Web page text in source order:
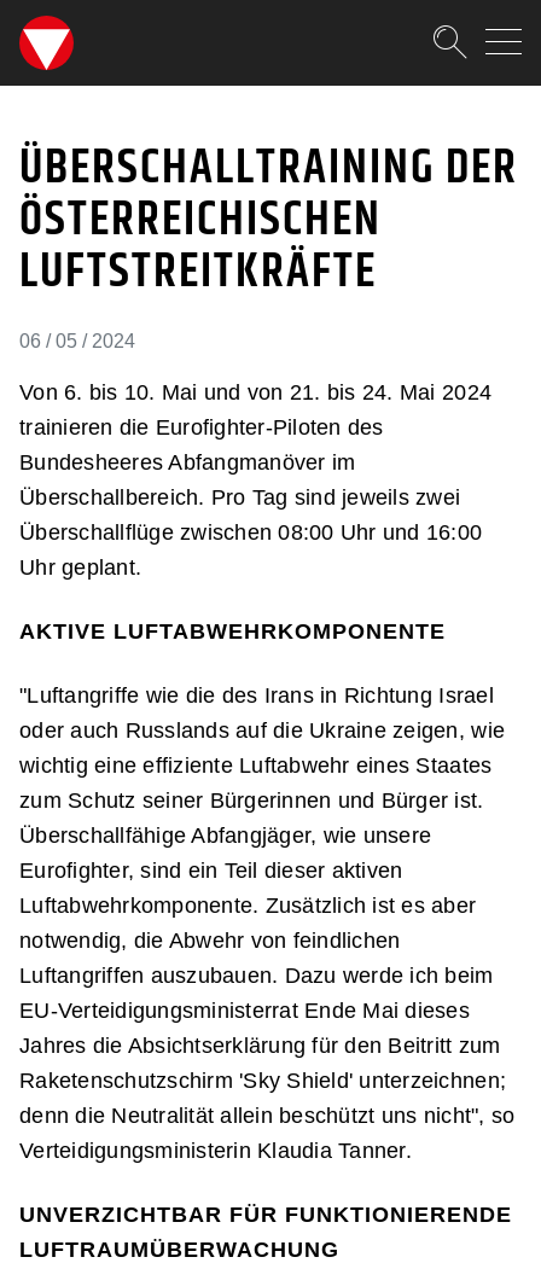
SKIPLINKS
ÜBERSCHALLTRAINING
ÜBERSCHALLTRAINING DER
ÖSTERREICHISCHEN
LUFTSTREITKRÄFTE
06 / 05 / 2024
Von 6. bis 10. Mai und von 21. bis 24. Mai 2024
trainieren die Eurofighter-Piloten des
Bundesheeres Abfangmanöver im
Überschallbereich. Pro Tag sind jeweils zwei
Überschallflüge zwischen 08:00 Uhr und 16:00
Uhr geplant.
AKTIVE LUFTABWEHRKOMPONENTE
"Luftangriffe wie die des Irans in Richtung Israel
oder auch Russlands auf die Ukraine zeigen, wie
wichtig eine effiziente Luftabwehr eines Staates
zum Schutz seiner Bürgerinnen und Bürger ist.
Überschallfähige Abfangjäger, wie unsere
Eurofighter, sind ein Teil dieser aktiven
Luftabwehrkomponente. Zusätzlich ist es aber
notwendig, die Abwehr von feindlichen
Luftangriffen auszubauen. Dazu werde ich beim
EU-Verteidigungsministerrat Ende Mai dieses
Jahres die Absichtserklärung für den Beitritt zum
Raketenschutzschirm 'Sky Shield' unterzeichnen;
denn die Neutralität allein beschützt uns nicht", so
Verteidigungsministerin Klaudia Tanner.
UNVERZICHTBAR FÜR FUNKTIONIERENDE
LUFTRAUMÜBERWACHUNG